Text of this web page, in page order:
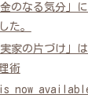
のなる気分」
た。
家の片づけ」
術
now